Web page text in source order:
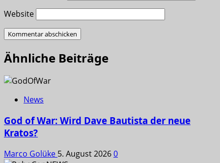
Website
Ähnliche Beiträge
News
God of War: Wird Dave Bautista der neue
Kratos?
Marco Golüke 5. August 20260